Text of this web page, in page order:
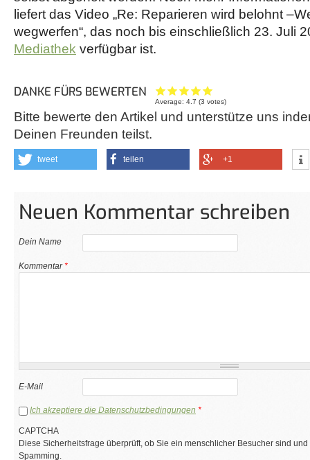
liefert das Video „Re: Reparieren wird belohnt
wegwerfen“, das noch bis einschließlich 23. Juli
Mediathek verfügbar ist.
DANKE FÜRS BEWERTEN
Average:4.7 (3 votes)
Bitte bewerte den Artikel und unterstütze uns
Deinen Freunden teilst.
tweet teilen +1
Neuen Kommentar schreiben
Dein Name
Kommentar*
E-Mail
Ich akzeptiere die Datenschutzbedingungen *
CAPTCHA
Diese Sicherheitsfrage überprüft, ob Sie ein menschlicher Besucher sind
Spamming.